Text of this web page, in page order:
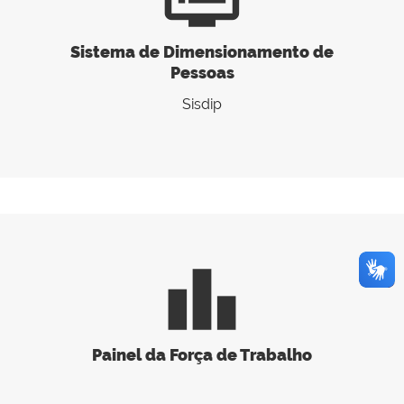
Sistema de Dimensionamento de
Pessoas
Sisdip
leaderboard
Painel da Força de Trabalho